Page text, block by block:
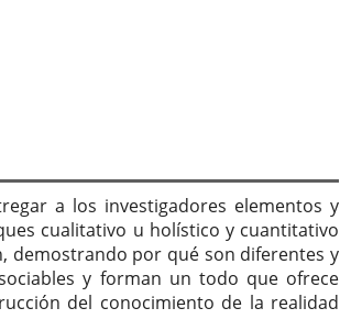
a los investigadores elementos y
cualitativo u holístico y cuantitativo
demostrando por qué son diferentes y
y forman un todo que ofrece
del conocimiento de la realidad